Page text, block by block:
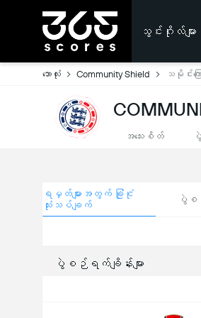
သွင်းဂိုးလ်များ
ဘောလုံး Community Shield သမိုင်းကြေ
အသေးစိတ်
ရမှတ်များအတွက် ခြုံငုံ
သုံးသပ်ချက်
ပွဲစ
ပွဲစဉ်ရက်ချိန်းများ